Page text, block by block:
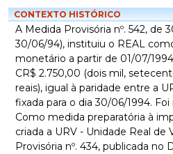
CONTEXTO HISTÓRICO
A Medida Provisória nº. 542, de
30/06/94), instituiu o REAL
monetário a partir de 01/07/
CR$ 2.750,00 (dois mil,
reais), igual à paridade entre a
fixada para o dia 30/06/1994.
Como medida preparatória à
criada a URV - Unidade Real de
Provisória nº. 434, publicada no